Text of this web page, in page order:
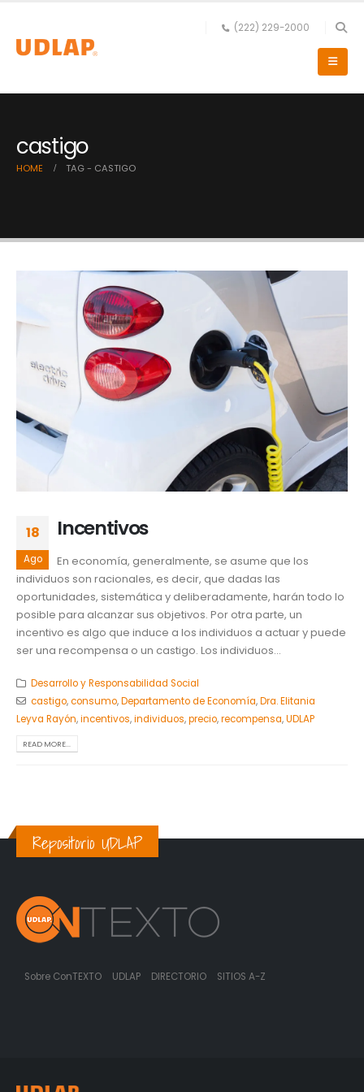
(222) 229-2000
castigo
HOME TAG - CASTIGO
18
Ago
Incentivos
En economía, generalmente, se asume que los
individuos son racionales, es decir, que dadas las
oportunidades, sistemática y deliberadamente, harán todo lo
posible para alcanzar sus objetivos. Por otra parte, un
incentivo es algo que induce a los individuos a actuar y puede
ser una recompensa o un castigo. Los individuos...
Desarrollo y Responsabilidad Social
castigo,consumo,Departamento de Economía,Dra. Elitania
Leyva Rayón,incentivos,individuos,precio,recompensa,UDLAP
READ MORE...
Repositorio UDLAP
Sobre ConTEXTO UDLAP DIRECTORIO SITIOS A-Z